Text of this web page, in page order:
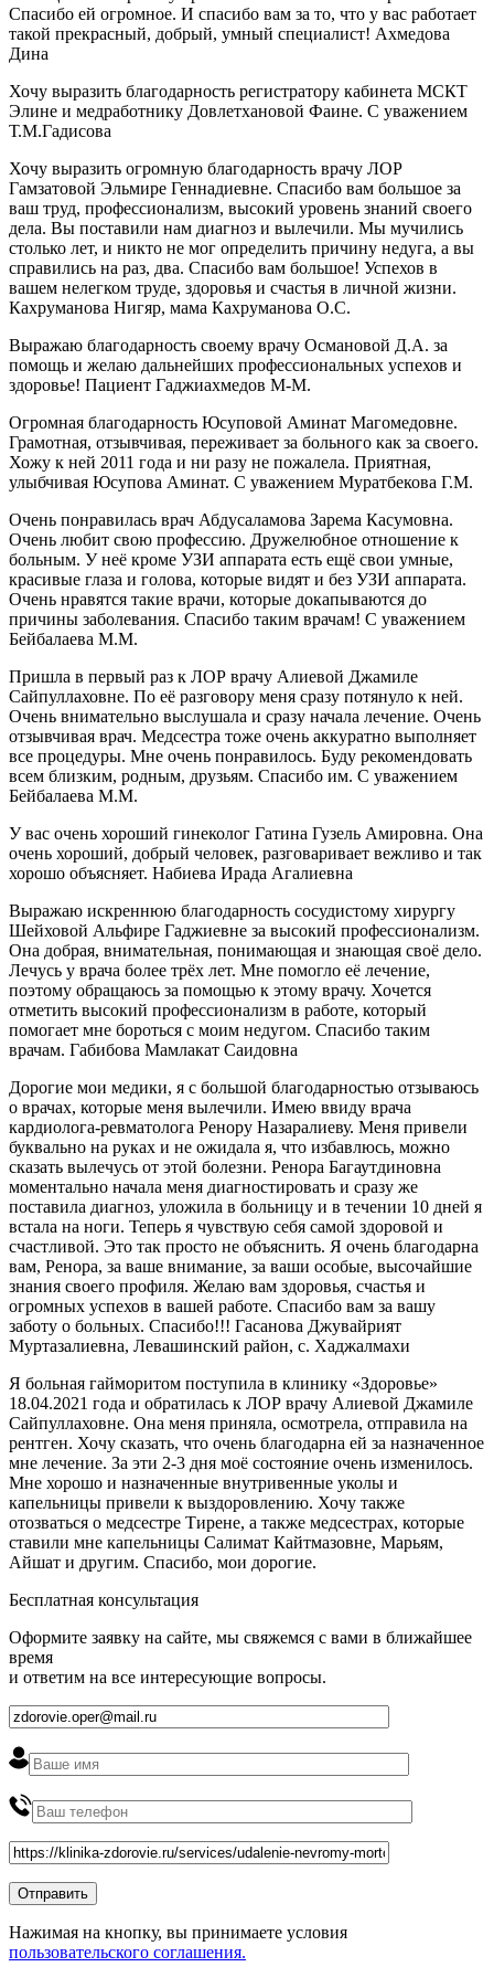
Спасибо ей огромное. И спасибо вам за то, что у вас работает
такой прекрасный, добрый, умный специалист! Ахмедова
Дина
Хочу выразить благодарность регистратору кабинета МСКТ
Элине и медработнику Довлетхановой Фаине. С уважением
Т.М.Гадисова
Хочу выразить огромную благодарность врачу ЛОР
Гамзатовой Эльмире Геннадиевне. Спасибо вам большое за
ваш труд, профессионализм, высокий уровень знаний своего
дела. Вы поставили нам диагноз и вылечили. Мы мучились
столько лет, и никто не мог определить причину недуга, а вы
справились на раз, два. Спасибо вам большое! Успехов в
вашем нелегком труде, здоровья и счастья в личной жизни.
Кахруманова Нигяр, мама Кахруманова О.С.
Выражаю благодарность своему врачу Османовой Д.А. за
помощь и желаю дальнейших профессиональных успехов и
здоровье! Пациент Гаджиахмедов М-М.
Огромная благодарность Юсуповой Аминат Магомедовне.
Грамотная, отзывчивая, переживает за больного как за своего.
Хожу к ней 2011 года и ни разу не пожалела. Приятная,
улыбчивая Юсупова Аминат. С уважением Муратбекова Г.М.
Очень понравилась врач Абдусаламова Зарема Касумовна.
Очень любит свою профессию. Дружелюбное отношение к
больным. У неё кроме УЗИ аппарата есть ещё свои умные,
красивые глаза и голова, которые видят и без УЗИ аппарата.
Очень нравятся такие врачи, которые докапываются до
причины заболевания. Спасибо таким врачам! С уважением
Бейбалаева М.М.
Пришла в первый раз к ЛОР врачу Алиевой Джамиле
Сайпуллаховне. По её разговору меня сразу потянуло к ней.
Очень внимательно выслушала и сразу начала лечение. Очень
отзывчивая врач. Медсестра тоже очень аккуратно выполняет
все процедуры. Мне очень понравилось. Буду рекомендовать
всем близким, родным, друзьям. Спасибо им. С уважением
Бейбалаева М.М.
У вас очень хороший гинеколог Гатина Гузель Амировна. Она
очень хороший, добрый человек, разговаривает вежливо и так
хорошо объясняет. Набиева Ирада Агалиевна
Выражаю искреннюю благодарность сосудистому хирургу
Шейховой Альфире Гаджиевне за высокий профессионализм.
Она добрая, внимательная, понимающая и знающая своё дело.
Лечусь у врача более трёх лет. Мне помогло её лечение,
поэтому обращаюсь за помощью к этому врачу. Хочется
отметить высокий профессионализм в работе, который
помогает мне бороться с моим недугом. Спасибо таким
врачам. Габибова Мамлакат Саидовна
Дорогие мои медики, я с большой благодарностью отзываюсь
о врачах, которые меня вылечили. Имею ввиду врача
кардиолога-ревматолога Ренору Назаралиеву. Меня привели
буквально на руках и не ожидала я, что избавлюсь, можно
сказать вылечусь от этой болезни. Ренора Багаутдиновна
моментально начала меня диагностировать и сразу же
поставила диагноз, уложила в больницу и в течении 10 дней я
встала на ноги. Теперь я чувствую себя самой здоровой и
счастливой. Это так просто не объяснить. Я очень благодарна
вам, Ренора, за ваше внимание, за ваши особые, высочайшие
знания своего профиля. Желаю вам здоровья, счастья и
огромных успехов в вашей работе. Спасибо вам за вашу
заботу о больных. Спасибо!!! Гасанова Джувайрият
Муртазалиевна, Левашинский район, с. Хаджалмахи
Я больная гайморитом поступила в клинику «Здоровье»
18.04.2021 года и обратилась к ЛОР врачу Алиевой Джамиле
Сайпуллаховне. Она меня приняла, осмотрела, отправила на
рентген. Хочу сказать, что очень благодарна ей за назначенное
мне лечение. За эти 2-3 дня моё состояние очень изменилось.
Мне хорошо и назначенные внутривенные уколы и
капельницы привели к выздоровлению. Хочу также
отозваться о медсестре Тирене, а также медсестрах, которые
ставили мне капельницы Салимат Кайтмазовне, Марьям,
Айшат и другим. Спасибо, мои дорогие.
Бесплатная консультация
Оформите заявку на сайте, мы свяжемся с вами в ближайшее
время
и ответим на все интересующие вопросы.
Нажимая на кнопку, вы принимаете условия
пользовательского соглашения.